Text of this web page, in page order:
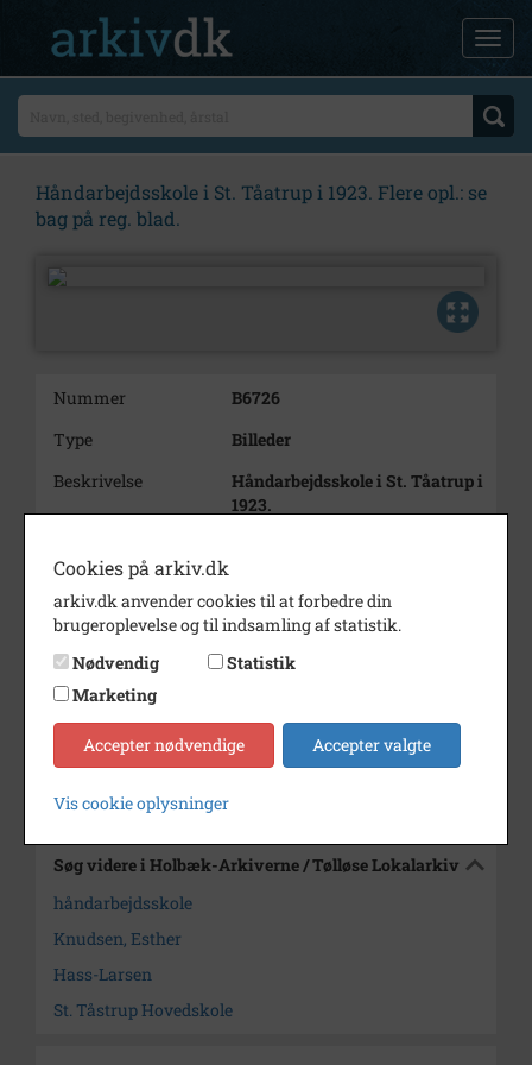
Håndarbejdsskole i St. Tåatrup i 1923. Flere opl.: se
bag på reg. blad.
Nummer
B6726
Type
Billeder
Beskrivelse
Håndarbejdsskole i St. Tåatrup i
1923.
Årstal
1923
Dateringsnote
1923
Fotograf
Ukendt
Arkiv
Holbæk-Arkiverne / Tølløse
Lokalarkiv
Kontakt arkivet
Søg videre i Holbæk-Arkiverne / Tølløse Lokalarkiv
håndarbejdsskole
Knudsen, Esther
Hass-Larsen
St. Tåstrup Hovedskole
Cookies på arkiv.dk
arkiv.dk anvender cookies til at forbedre din
brugeroplevelse og til indsamling af statistik.
Nødvendig
Statistik
Marketing
Accepter nødvendige Accepter valgte
Vis cookie oplysninger